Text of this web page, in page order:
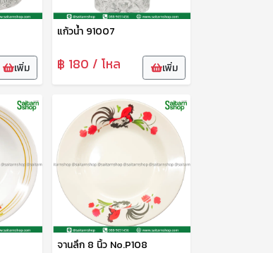
เพิ่ม
แก้วน้ำ 91007
฿ 180 / โหล เพิ่ม
จานลึก 8 นิ้ว No.P108